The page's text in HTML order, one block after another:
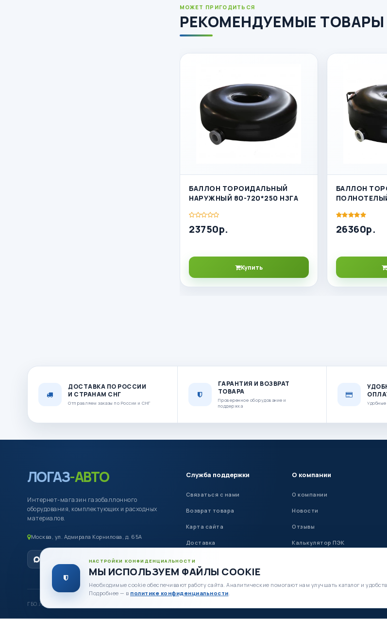
МОЖЕТ ПРИГОДИТЬСЯ
РЕКОМЕНДУЕМЫЕ ТОВАРЫ
БАЛЛОН ТОРОИДАЛЬНЫЙ
НАРУЖНЫЙ 80-720*250 НЗГА
23750р.
Купить
БАЛЛОН
26360р.
ДОСТАВКА ПО РОССИИ
И СТРАНАМ СНГ
Отправляем заказы по России и СНГ
ГАРАНТИЯ И ВОЗВРАТ
ТОВАРА
Проверенное оборудование и
поддержка
ЛОГАЗ-АВТО
Интернет-магазин газобаллонного
оборудования, комплектующих и расходных
материалов.
Москва, ул. Адмирала Корнилова, д. 65А
Служба поддержки
Связаться с нами
Возврат товара
Карта сайта
Доставка
Оплата
О компании
О компании
Новости
Отзывы
Калькулятор ПЭК
ГБО.Логаз-Авто.РУ © 2012–2026
НАСТРОЙКИ КОНФИДЕНЦИАЛЬНОСТИ
МЫ ИСПОЛЬЗУЕМ ФАЙЛЫ COOKIE
Необходимые cookie обеспечивают работу сайта. Аналитические помогают нам улучшать каталог и
Подробнее — в политике конфиденциальности.